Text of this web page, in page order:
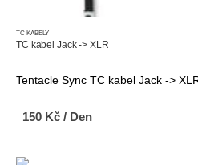
TC KABELY
TC kabel Jack -> XLR
Tentacle Sync TC kabel Jack ->
150 Kč / Den